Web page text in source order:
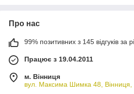
Доступна вартість.
Простота та зручність
займає мінімум простору. Такі
одна в одну, максимально
Подібний посуд не
Про нас
99% позитивних з 145 відгуків за
Працює з 19.04.2011
м. Вінниця
вул. Максима Шимка 48, Вінниця,